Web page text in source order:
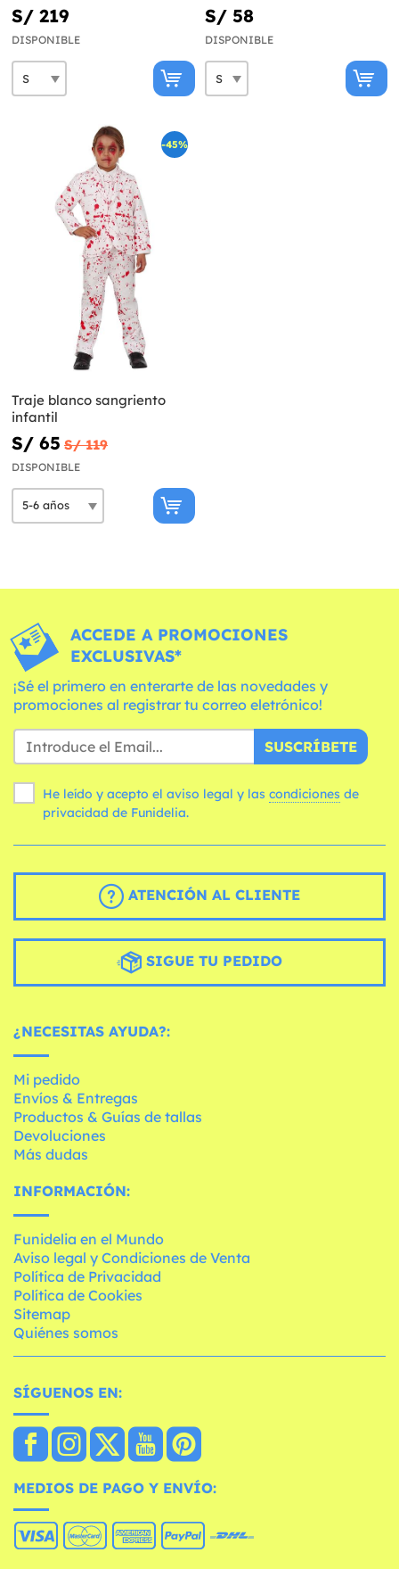
S/ 219
DISPONIBLE
S/ 58
DISPONIBLE
-45%
Traje blanco sangriento
infantil
S/ 65 S/ 119
DISPONIBLE
ACCEDE A PROMOCIONES
EXCLUSIVAS*
¡Sé el primero en enterarte de las novedades y
promociones al registrar tu correo eletrónico!
SUSCRÍBETE
He leído y acepto el aviso legal y las condiciones
privacidad de Funidelia.
ATENCIÓN AL CLIENTE
SIGUE TU PEDIDO
¿NECESITAS AYUDA?:
Mi pedido
Envíos & Entregas
Productos & Guías de tallas
Devoluciones
Más dudas
INFORMACIÓN:
Funidelia en el Mundo
Aviso legal y Condiciones de Venta
Política de Privacidad
Política de Cookies
Sitemap
Quiénes somos
SÍGUENOS EN:
MEDIOS DE PAGO Y ENVÍO: